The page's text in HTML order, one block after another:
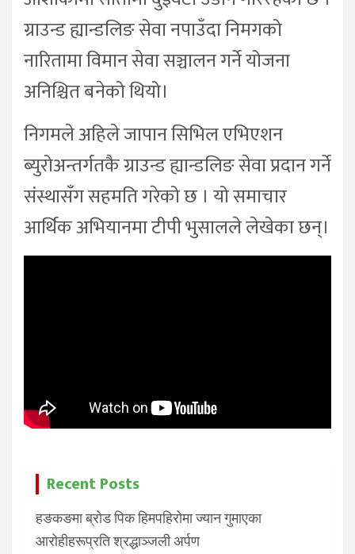
ग्राउन्ड ह्यान्डलिङ सेवा नपाउँदा निमगको
नारितामा विमान सेवा सञ्चालन गर्ने योजना
अनिश्चित बनेको थियो।
निगमले अहिले जापान सिभिल एभिएशन
ब्युरोअन्तर्गतकै ग्राउन्ड ह्यान्डलिङ सेवा प्रदान गर्ने
संस्थासँग सहमति गरेको छ । यो समाचार
आर्थिक अभियानमा टीपी भुसालले लेखेका छन्।
Recent Posts
हङकङमा ब्रोड पिक हिमपहिरोमा ज्यान गुमाएका
आरोहीहरूप्रति श्रद्धाञ्जली अर्पण